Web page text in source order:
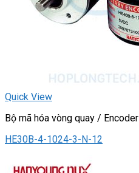
Quick View
Bộ mã hóa vòng quay / Encoder
HE30B-4-1024-3-N-12